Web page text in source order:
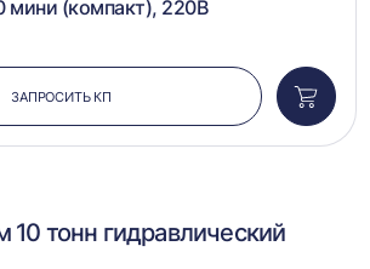
мини (компакт), 220В
ЗАПРОСИТЬ КП
в
10 тонн гидравлический